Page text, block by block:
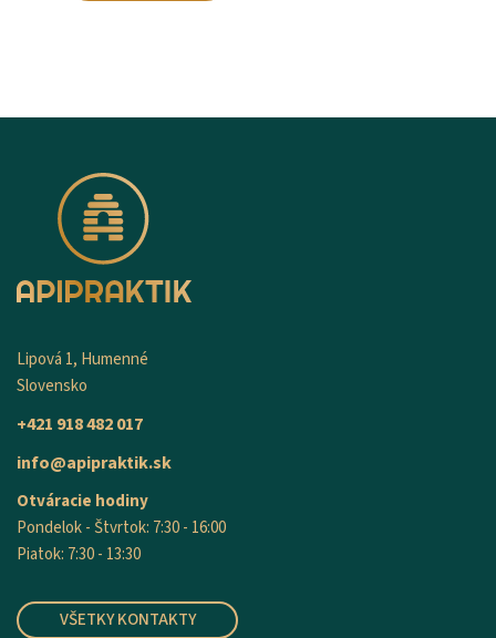
Lipová 1, Humenné
Slovensko
+421 918 482 017
info@apipraktik.sk
Otváracie hodiny
Pondelok - Štvrtok: 7:30 - 16:00
Piatok: 7:30 - 13:30
VŠETKY KONTAKTY